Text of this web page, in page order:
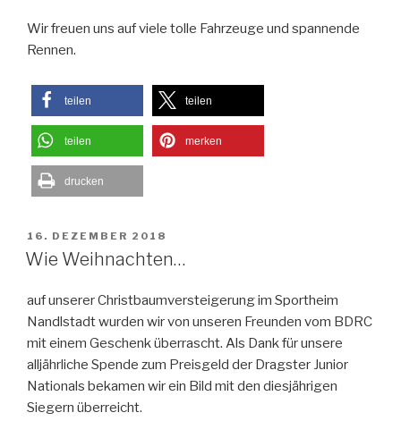
Wir freuen uns auf viele tolle Fahrzeuge und spannende
Rennen.
teilen teilen
teilen merken
drucken
VERÖFFENTLICHT
AM
16. DEZEMBER 2018
Wie Weihnachten…
auf unserer Christbaumversteigerung im Sportheim
Nandlstadt wurden wir von unseren Freunden vom BDRC
mit einem Geschenk überrascht. Als Dank für unsere
alljährliche Spende zum Preisgeld der Dragster Junior
Nationals bekamen wir ein Bild mit den diesjährigen
Siegern überreicht.